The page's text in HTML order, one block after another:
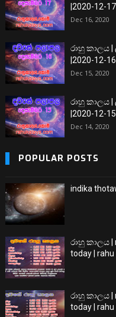
|2020-12-17
Dec 16, 2020
රාහු කාලය |
|2020-12-16
Dec 15, 2020
රාහු කාලය |
|2020-12-15
Dec 14, 2020
POPULAR POSTS
indika
රාහු කාලය |
today |
රාහු කාලය |
today |